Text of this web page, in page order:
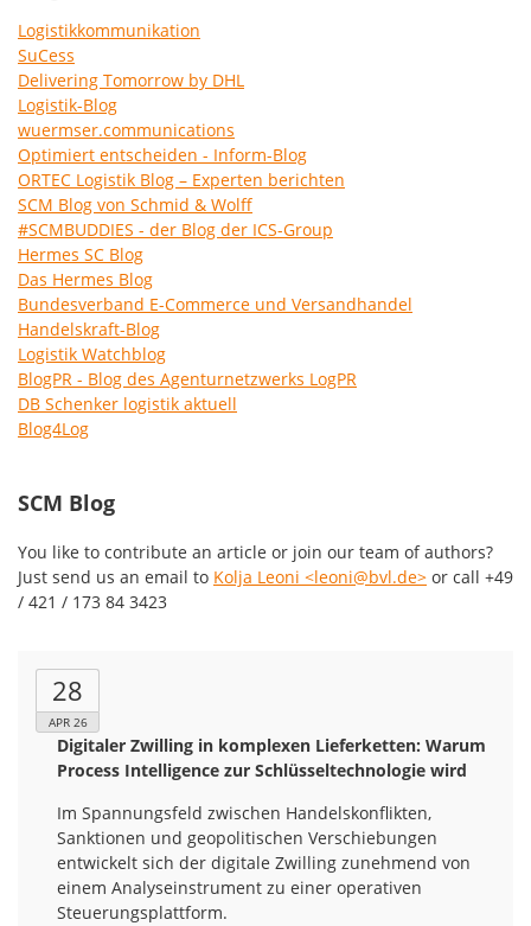
Logistikkommunikation
SuCess
Delivering Tomorrow by DHL
Logistik-Blog
wuermser.communications
Optimiert entscheiden - Inform-Blog
ORTEC Logistik Blog – Experten berichten
SCM Blog von Schmid & Wolff
#SCMBUDDIES - der Blog der ICS-Group
Hermes SC Blog
Das Hermes Blog
Bundesverband E-Commerce und Versandhandel
Handelskraft-Blog
Logistik Watchblog
BlogPR - Blog des Agenturnetzwerks LogPR
DB Schenker logistik aktuell
Blog4Log
SCM Blog
You like to contribute an article or join our team of authors?
Just send us an email to Kolja Leoni <leoni@bvl.de> or call +49
/ 421 / 173 84 3423
28
APR 26
Digitaler Zwilling in komplexen Lieferketten: Warum
Process Intelligence zur Schlüsseltechnologie wird
Im Spannungsfeld zwischen Handelskonflikten,
Sanktionen und geopolitischen Verschiebungen
entwickelt sich der digitale Zwilling zunehmend von
einem Analyseinstrument zu einer operativen
Steuerungsplattform.